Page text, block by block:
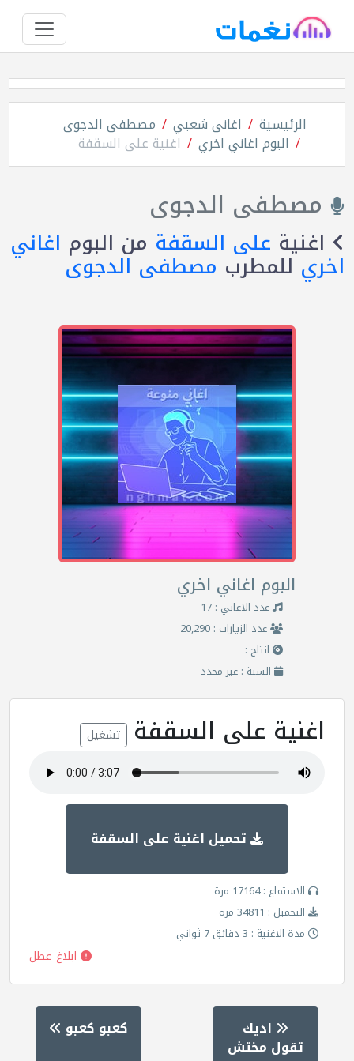
الرئيسية اغانى شعبي مصطفى الدجوى
البوم اغاني اخري اغنية على السقفة
مصطفى الدجوى
اغنية على السقفة من البوم اغاني
اخري للمطرب مصطفى الدجوى
البوم اغاني اخري
عدد الاغاني : 17
عدد الزيارات : 20,290
انتاج :
السنة : غير محدد
اغنية على السقفة تشغيل
تحميل اغنية على السقفة
الاستماع : 17164 مرة
التحميل : 34811 مرة
مدة الاغنية : 3 دقائق 7 ثواني
ابلاغ عطل
اديك
تقول مختش
كعبو كعبو